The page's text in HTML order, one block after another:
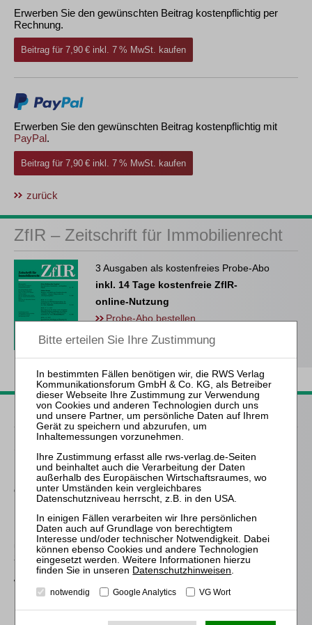
Erwerben Sie den gewünschten Beitrag kostenpflichtig per
Rechnung.
Beitrag für 7,90 € inkl. 7 % MwSt. kaufen
Erwerben Sie den gewünschten Beitrag kostenpflichtig mit
PayPal.
Beitrag für 7,90 € inkl. 7 % MwSt. kaufen
zurück
ZfIR – Zeitschrift für Immobilienrecht
3 Ausgaben als kostenfreies Probe-Abo
inkl. 14 Tage kostenfreie ZfIR-
online-Nutzung
Probe-Abo bestellen
Passende Bücher
Die Reform des
Eigenkapitalersatzrechts
durch das MoMiG
Frind (Hrsg.)
Best Practice Insolvenz-
Sanierungsverwaltung
Westermann
Bestellung des
Datenschutzhinweisen.
notwendig Google Analytics VG Wort